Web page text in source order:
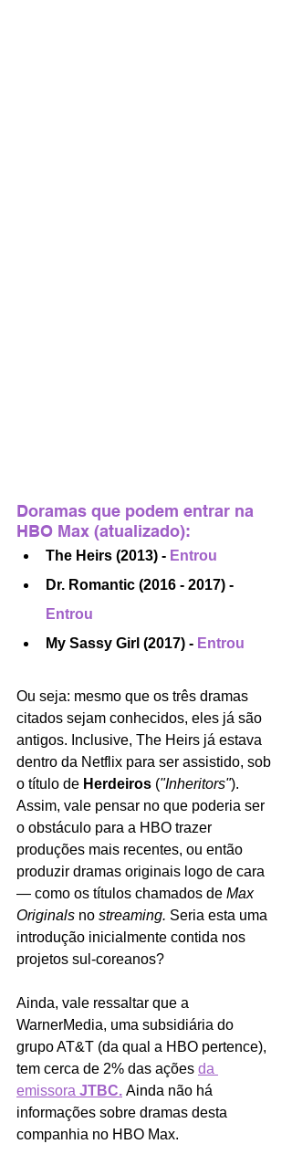
Doramas que podem entrar na
HBO Max (atualizado):
The Heirs (2013) - Entrou
Dr. Romantic (2016 - 2017) -
Entrou
My Sassy Girl (2017) - Entrou
Ou seja: mesmo que os três dramas
citados sejam conhecidos, eles já são
antigos. Inclusive, The Heirs já estava
dentro da Netflix para ser assistido, sob
o título de Herdeiros ("Inheritors").
Assim, vale pensar no que poderia ser
o obstáculo para a HBO trazer
produções mais recentes, ou então
produzir dramas originais logo de cara
— como os títulos chamados de Max
Originals no streaming. Seria esta uma
introdução inicialmente contida nos
projetos sul-coreanos?
Ainda, vale ressaltar que a
WarnerMedia, uma subsidiária do
grupo AT&T (da qual a HBO pertence),
tem cerca de 2% das ações da
emissora JTBC. Ainda não há
informações sobre dramas desta
companhia no HBO Max.